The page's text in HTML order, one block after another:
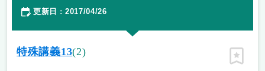
更新日 ： 2017/04/26
特殊講義13(2)
ピン留